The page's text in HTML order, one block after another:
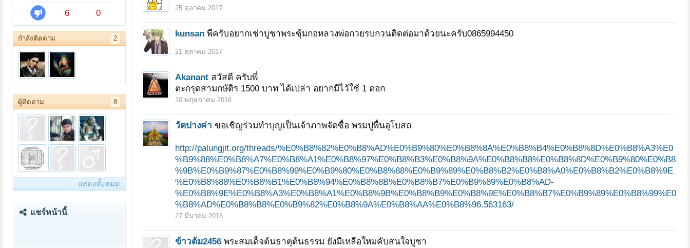
6
0
กำลังติดตาม 2
ผู้ติดตาม 8
ligore ืnongandaoms
pobchai
แสดงทั้งหมด
แชร์หน้านี้
25 ตุลาคม 2017
kunsan พี่ครับอยากเช่าบูชาพระซุ้มกอหลวงพ่อกวยรบกวนติดต่อมาด้วยนะครับ0865994450
21 ตุลาคม 2017
Akanant สวัสดี ครับพี่
ตะกรุดสามกษัติร 1500 บาท ได้เปล่า อยากมีไว้ใช้ 1 ดอก
10 พฤษภาคม 2016
วัดปางค่า ขอเชิญร่วมทำบุญเป็นเจ้าภาพจัดซื้อ พรมปูพื้นอุโบสถ
http://palungjit.org/threads/%E0%B8%82%E0%B8%AD%E0%B9%80%E0%B8%8A%E0%B8%B4%E0%B8%8D%E0%B8%A3%E0
%B9%88%E0%B8%A7%E0%B8%A1%E0%B8%97%E0%B8%B3%E0%B8%9A%E0%B8%B8%E0%B8%8D%E0%B9%80%E0%B8
%9B%E0%B9%87%E0%B8%99%E0%B9%80%E0%B8%88%E0%B9%89%E0%B8%B2%E0%B8%A0%E0%B8%B2%E0%B8%9E
%E0%B8%88%E0%B8%B1%E0%B8%94%E0%B8%8B%E0%B8%B7%E0%B9%89%E0%B8%AD-
%E0%B8%9E%E0%B8%A3%E0%B8%A1%E0%B8%9B%E0%B8%B9%E0%B8%9E%E0%B8%B7%E0%B9%89%E0%B8%99%E0
%B8%AD%E0%B8%B8%E0%B9%82%E0%B8%9A%E0%B8%AA%E0%B8%96.563163/
27 มีนาคม 2016
ข้าวต้ม2456 พระสมเด็จต้นธาตุต้นธรรม ยังมีเหลือใหมคับสนใจบูชา